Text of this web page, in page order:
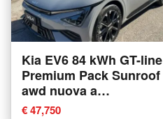
Kia EV6 84 kWh GT-line
Premium Pack Sunroof
awd nuova a
Castenaso
€ 47,750